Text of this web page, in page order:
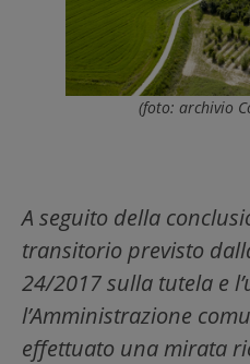
(foto: archivio
A seguito della
transitorio previsto
24/2017 sulla tutela e
l’Amministrazione
effettuato una mirata